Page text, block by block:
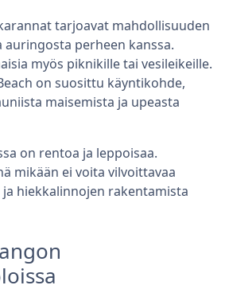
tarjoavat mahdollisuuden
perheen kanssa.
myös piknikille tai vesileikeille.
on suosittu käyntikohde,
maisemista ja upeasta
on rentoa ja leppoisaa.
mikään ei voita vilvoittavaa
hiekkalinnojen rakentamista